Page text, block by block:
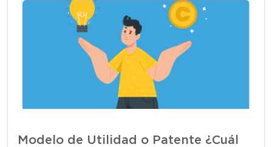
Modelo de Utilidad o Patente ¿Cuál